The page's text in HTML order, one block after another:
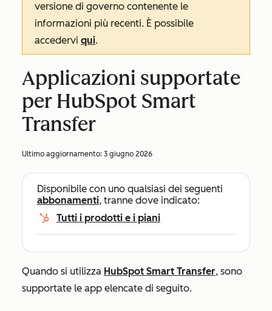
versione di governo contenente le
informazioni più recenti. È possibile
accedervi qui.
Applicazioni supportate
per HubSpot Smart
Transfer
Ultimo aggiornamento: 3 giugno 2026
Disponibile con uno qualsiasi dei seguenti
abbonamenti, tranne dove indicato:
Tutti i prodotti e i piani
Quando si utilizza HubSpot Smart Transfer, sono
supportate le app elencate di seguito.